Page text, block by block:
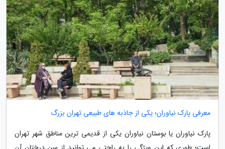
معرفی پارک نیاوران؛ یکی از جاذبه های طبیعی تهران بزرگ
پارک نیاوران یا بوستان نیاوران یکی از قدیمی ترین مناطق شهر تهران